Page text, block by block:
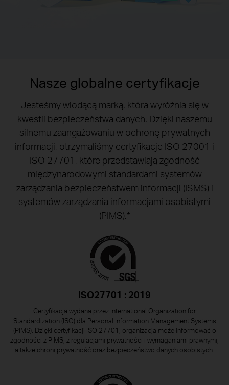
Nasze globalne certyfikacje
Jesteśmy wiodącą marką, która wyróżnia się w
kwestii bezpieczeństwa danych. Dzięki naszemu
silnemu zaangażowaniu w ochronę prywatnych
informacji, otrzymaliśmy certyfikacje ISO 27001 i
ISO 27701, które przedstawiają zgodność
międzynarodowymi standardami systemów
zarządzania bezpieczeństwem informacji (ISMS) i
systemów zarządzania informacjami osobistymi
(PIMS).*
ISO27701 : 2019
Certyfikacja wydana przez International Organization for
Standardization (ISO) dla Personal Information Management Systems
(PIMS). Dzięki certyfikacji ISO 27701, organizacja może informować o
zgodności z PIMS, z regulacjami prywatności i wymaganiami prawnymi,
a także chroni prywatność oraz bezpieczeństwo danych osobistych.